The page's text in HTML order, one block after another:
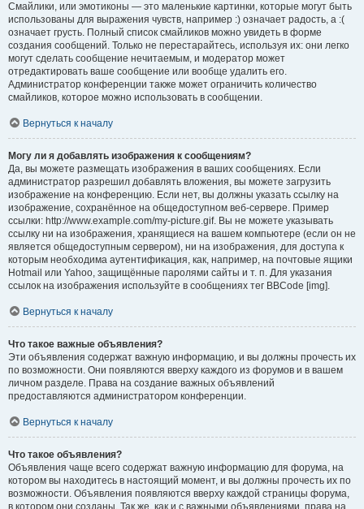
Смайлики, или эмотиконы — это маленькие картинки, которые могут быть
использованы для выражения чувств, например :) означает радость, а :(
означает грусть. Полный список смайликов можно увидеть в форме
создания сообщений. Только не перестарайтесь, используя их: они легко
могут сделать сообщение нечитаемым, и модератор может
отредактировать ваше сообщение или вообще удалить его.
Администратор конференции также может ограничить количество
смайликов, которое можно использовать в сообщении.
Вернуться к началу
Могу ли я добавлять изображения к сообщениям?
Да, вы можете размещать изображения в ваших сообщениях. Если
администратор разрешил добавлять вложения, вы можете загрузить
изображение на конференцию. Если нет, вы должны указать ссылку на
изображение, сохранённое на общедоступном веб-сервере. Пример
ссылки: http://www.example.com/my-picture.gif. Вы не можете указывать
ссылку ни на изображения, хранящиеся на вашем компьютере (если он не
является общедоступным сервером), ни на изображения, для доступа к
которым необходима аутентификация, как, например, на почтовые ящики
Hotmail или Yahoo, защищённые паролями сайты и т. п. Для указания
ссылок на изображения используйте в сообщениях тег BBCode [img].
Вернуться к началу
Что такое важные объявления?
Эти объявления содержат важную информацию, и вы должны прочесть их
по возможности. Они появляются вверху каждого из форумов и в вашем
личном разделе. Права на создание важных объявлений
предоставляются администратором конференции.
Вернуться к началу
Что такое объявления?
Объявления чаще всего содержат важную информацию для форума, на
котором вы находитесь в настоящий момент, и вы должны прочесть их по
возможности. Объявления появляются вверху каждой страницы форума,
в котором они созданы. Так же, как и с важными объявлениями, права на